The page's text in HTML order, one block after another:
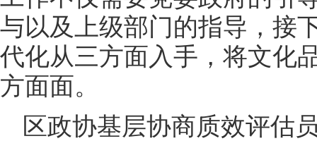
与以及上级部门的指导，接
代化从三方面入手，将文化
方面面。
区政协基层协商质效评估